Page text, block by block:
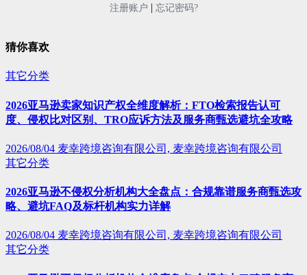
注册账户 | 忘记密码?
猜你喜欢
其它分类
2026亚马逊卖家知识产权全维度解析：FTO检索报告认可
度、侵权比对区别、TRO应诉方法及服务商甄选避坑全攻略
2026/08/04 麦幸跨境咨询有限公司, 麦幸跨境咨询有限公司
其它分类
2026亚马逊不侵权分析机构大全盘点：合规靠谱服务商甄选攻
略、避坑FAQ及标杆机构实力详解
2026/08/04 麦幸跨境咨询有限公司, 麦幸跨境咨询有限公司
其它分类